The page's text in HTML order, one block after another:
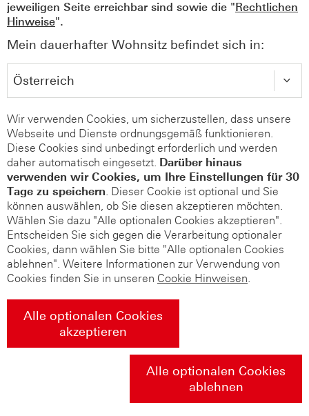
jeweiligen Seite erreichbar sind sowie die "Rechtlichen
Hinweise".
Mein dauerhafter Wohnsitz befindet sich in:
Wir verwenden Cookies, um sicherzustellen, dass unsere
Webseite und Dienste ordnungsgemäß funktionieren.
Diese Cookies sind unbedingt erforderlich und werden
daher automatisch eingesetzt. Darüber hinaus
verwenden wir Cookies, um Ihre Einstellungen für 30
Tage zu speichern. Dieser Cookie ist optional und Sie
können auswählen, ob Sie diesen akzeptieren möchten.
Wählen Sie dazu "Alle optionalen Cookies akzeptieren".
Entscheiden Sie sich gegen die Verarbeitung optionaler
Cookies, dann wählen Sie bitte "Alle optionalen Cookies
ablehnen". Weitere Informationen zur Verwendung von
Cookies finden Sie in unseren Cookie Hinweisen.
Alle optionalen Cookies
akzeptieren
Alle optionalen Cookies
ablehnen